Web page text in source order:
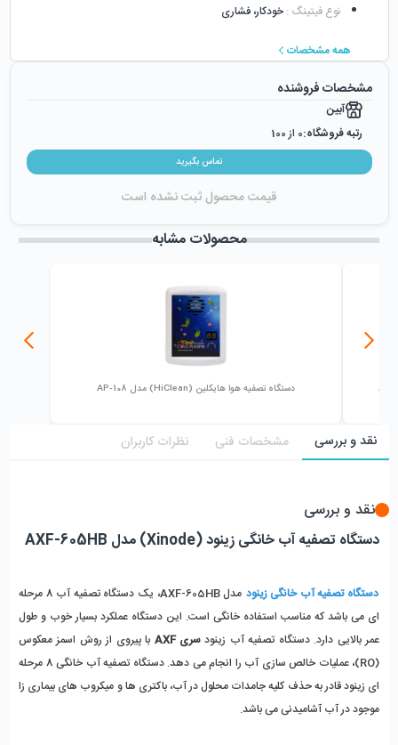
نوع فیتینگ : خودکار، فشاری
همه مشخصات
مشخصات فروشنده
آبین
رتبه فروشگاه:0 از 100
زمان ایجاد فروشگاه :دوشنبه ۲۸ بهمن ۱۳۹۸
تماس بگیرید
قیمت محصول ثبت نشده است
محصولات مشابه
دستگاه تصفیه هوا هایکلین (HiClean) مدل AP-108
نقد و بررسی مشخصات فنی نظرات کاربران
نقد و بررسی
دستگاه تصفیه آب خانگی زینود (Xinode) مدل AXF-605HB
دستگاه تصفیه آب خانگی زینود
مدل AXF-605HB، یک دستگاه تصفیه آب 8 مرحله
ای می باشد که مناسب استفاده خانگی است. این دستگاه عملکرد بسیار خوب و طول
عمر بالایی دارد. دستگاه تصفیه آب زینود سری AXF
با پیروی از روش اسمز معکوس
(RO)، عملیات خالص سازی آب را انجام می دهد. دستگاه تصفیه آب خانگی 8 مرحله
ای زینود قادر به حذف کلیه جامدات محلول در آب، باکتری ها و میکروب های بیماری زا
موجود در آب آشامیدنی می باشد.